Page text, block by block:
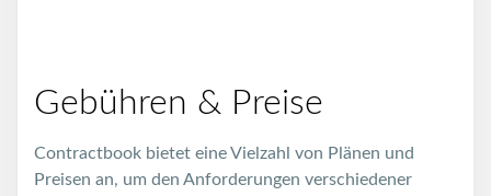
Gebühren & Preise
Contractbook bietet eine Vielzahl von Plänen und
Preisen an, um den Anforderungen verschiedener